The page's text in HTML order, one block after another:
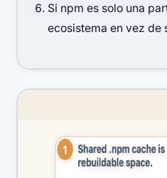
Si npm es solo una
ecosistema en vez de